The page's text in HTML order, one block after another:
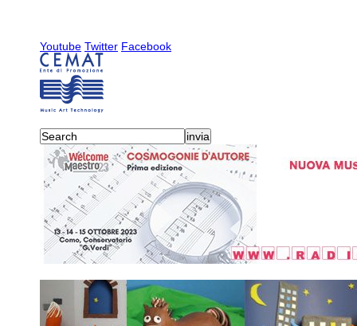
Youtube Twitter Facebook
activities-radiocemat-